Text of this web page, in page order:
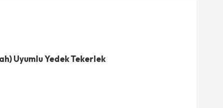
Uyumlu Yedek Tekerlek